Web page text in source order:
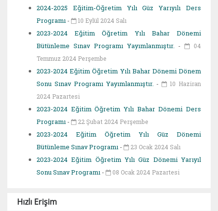
2024-2025 Eğitim-Öğretim Yılı Güz Yarıyılı Ders
Programı - 10 Eylül 2024 Salı
2023-2024 Eğitim Öğretim Yılı Bahar Dönemi
Bütünleme Sınav Programı Yayımlanmıştır. -
04
Temmuz 2024 Perşembe
2023-2024 Eğitim Öğretim Yılı Bahar Dönemi Dönem
Sonu Sınav Programı Yayımlanmıştır. -
10 Haziran
2024 Pazartesi
2023-2024 Eğitim Öğretim Yılı Bahar Dönemi Ders
Programı - 22 Şubat 2024 Perşembe
2023-2024 Eğitim Öğretim Yılı Güz Dönemi
Bütünleme Sınav Programı - 23 Ocak 2024 Salı
2023-2024 Eğitim Öğretim Yılı Güz Dönemi Yarıyıl
Sonu Sınav Programı - 08 Ocak 2024 Pazartesi
Hızlı Erişim